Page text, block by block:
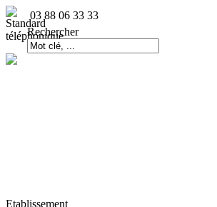
03 88 06 33 33
Rechercher
Etablissement